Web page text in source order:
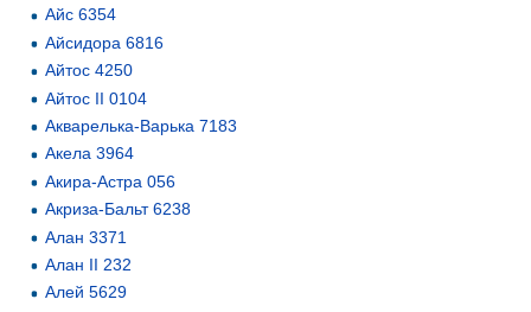
Айс 6354
Айсидора 6816
Айтос 4250
Айтос II 0104
Акварелька-Варька 7183
Акела 3964
Акира-Астра 056
Акриза-Бальт 6238
Алан 3371
Алан II 232
Алей 5629